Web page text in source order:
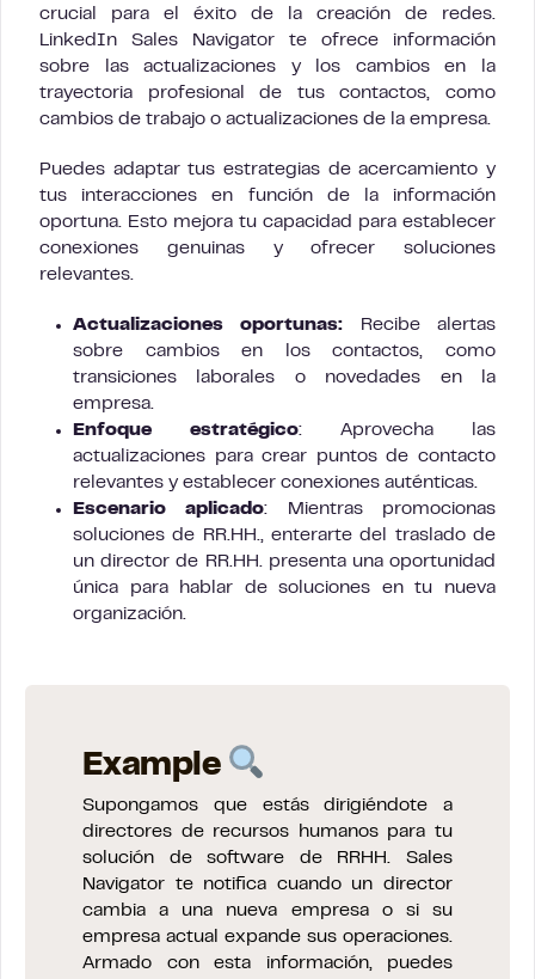
crucial para el éxito de la creación de redes.
LinkedIn Sales Navigator te ofrece información
sobre las actualizaciones y los cambios en la
trayectoria profesional de tus contactos, como
cambios de trabajo o actualizaciones de la empresa.
Puedes adaptar tus estrategias de acercamiento y
tus interacciones en función de la información
oportuna. Esto mejora tu capacidad para establecer
conexiones genuinas y ofrecer soluciones
relevantes.
Actualizaciones oportunas: Recibe alertas
sobre cambios en los contactos, como
transiciones laborales o novedades en la
empresa.
Enfoque estratégico: Aprovecha las
actualizaciones para crear puntos de contacto
relevantes y establecer conexiones auténticas.
Escenario aplicado: Mientras promocionas
soluciones de RR.HH., enterarte del traslado de
un director de RR.HH. presenta una oportunidad
única para hablar de soluciones en tu nueva
organización.
Example
Supongamos que estás dirigiéndote a
directores de recursos humanos para tu
solución de software de RRHH. Sales
Navigator te notifica cuando un director
cambia a una nueva empresa o si su
empresa actual expande sus operaciones.
Armado con esta información, puedes